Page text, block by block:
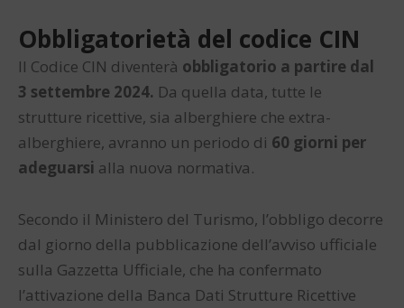
Obbligatorietà del codice CIN
Il Codice CIN diventerà obbligatorio a partire dal
3 settembre 2024. Da quella data, tutte le
strutture ricettive, sia alberghiere che extra-
alberghiere, avranno un periodo di 60 giorni per
adeguarsi alla nuova normativa.
Secondo il Ministero del Turismo, l’obbligo decorre
dal giorno della pubblicazione dell’avviso ufficiale
sulla Gazzetta Ufficiale, che ha confermato
l’attivazione della Banca Dati Strutture Ricettive